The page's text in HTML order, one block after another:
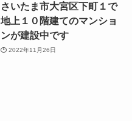
さいたま市大宮区下町１で
地上１０階建てのマンショ
ンが建設中です
2022年11月26日